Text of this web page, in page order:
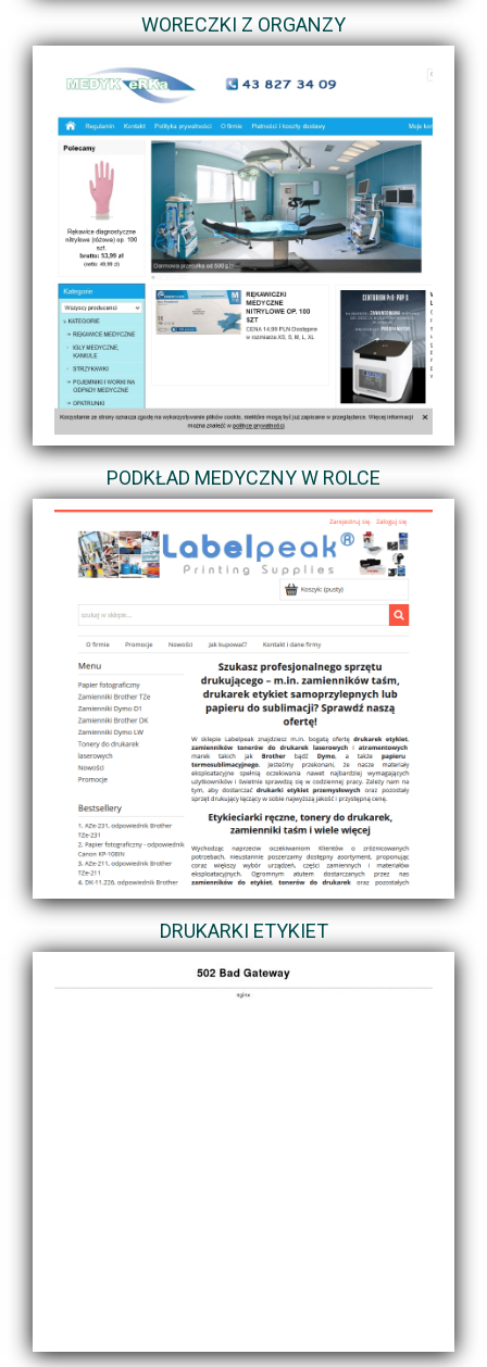
WORECZKI Z ORGANZY
PODKŁAD MEDYCZNY W ROLCE
DRUKARKI ETYKIET